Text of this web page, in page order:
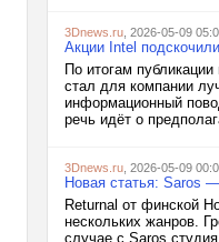
3Dnews.ru , 2026-05-09
Акции Intel
По итогам
стал для компании
информационный
речь идёт о
3Dnews.ru , 2026-05-09
Новая статья: Saros
Returnal от финской
нескольких жанров.
случае с Saros